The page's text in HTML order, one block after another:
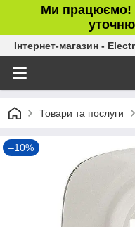
Ми
Інтернет-магазин -
Товари та послуги
–10%